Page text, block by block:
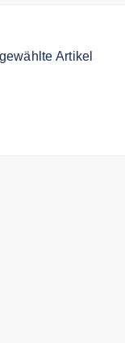
Artikel